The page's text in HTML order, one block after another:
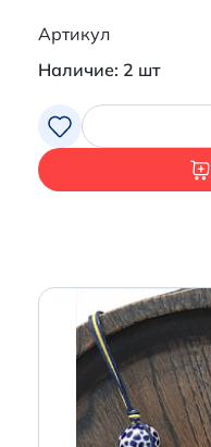
Артикул
Наличие: 2 шт